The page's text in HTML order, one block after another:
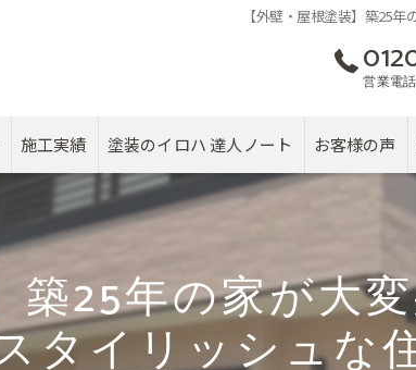
【外壁・屋根塗装】築25
営業電
施工実績 塗装のイロハ 達人ノート お客様の声
築25年の家が大
タイリッシュな